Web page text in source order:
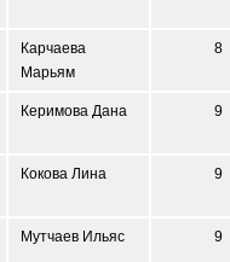
Карчаева
Марьям
8
Керимова Дана 9
Кокова Лина 9
Мутчаев Ильяс 9